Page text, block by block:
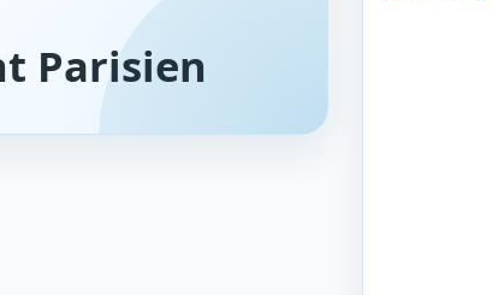
Parisien